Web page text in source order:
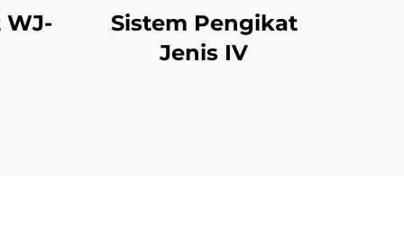
WJ-
Sistem Pengikat
Jenis IV